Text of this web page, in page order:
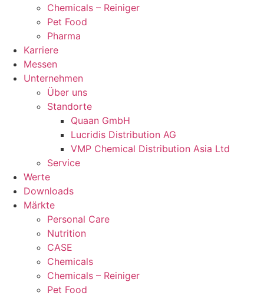
Chemicals – Reiniger
Pet Food
Pharma
Karriere
Messen
Unternehmen
Über uns
Standorte
Quaan GmbH
Lucridis Distribution AG
VMP Chemical Distribution Asia Ltd
Service
Werte
Downloads
Märkte
Personal Care
Nutrition
CASE
Chemicals
Chemicals – Reiniger
Pet Food